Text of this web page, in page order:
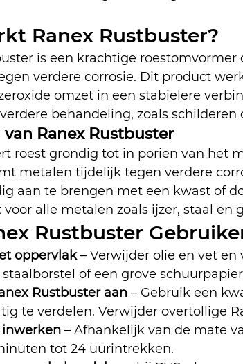
Ranex Rustbuster?
is een krachtige
verdere corrosie. Dit product
omzet in een stabielere
behandeling, zoals schilderen
Ranex Rustbuster
roest grondig tot in porien van het
metalen tijdelijk tegen verdere
aan te brengen met een kwast of
voor alle metalen zoals ijzer, staal en
Rustbuster
oppervlak – Verwijder olie en vet en
of een grove
Rustbuster aan – Gebruik een
te verdelen. Verwijder overtollige
– Afhankelijk van de mate
tot 24 uurintrekken.